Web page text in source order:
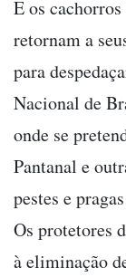
E os
retornam a
para
Nacional de
onde se
Pantanal e
pestes e
Os protetores
à eliminação